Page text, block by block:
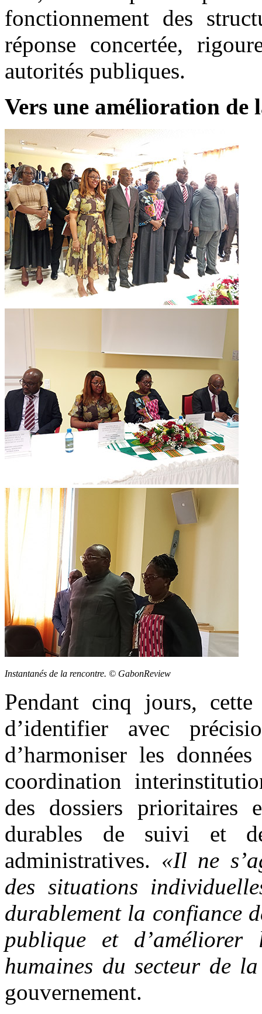
fonctionnement des
réponse concertée,
autorités publiques.
Vers une amélioration
Instantanés de la rencontre. © GabonReview
Pendant cinq jours,
d’identifier avec
d’harmoniser les
coordination
des dossiers prioritaires
durables de suivi et
administratives. «Il ne
des situations
durablement la confiance
publique et d’améliorer
humaines du secteur de
gouvernement.